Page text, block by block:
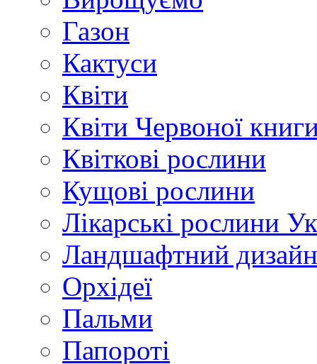
Газон
Кактуси
Квіти
Квіти Червоної
Квіткові рослини
Кущові рослини
Лікарські рослини
Ландшафтний дизайн
Орхідеї
Пальми
Папороті